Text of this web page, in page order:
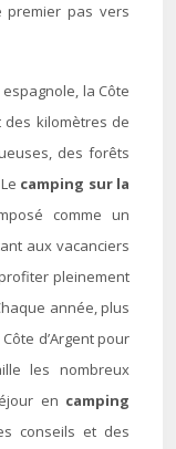
premier pas vers
la Côte
des kilomètres de
des forêts
camping sur la
comme un
aux vacanciers
pleinement
année, plus
d’Argent pour
les nombreux
en camping
conseils et des